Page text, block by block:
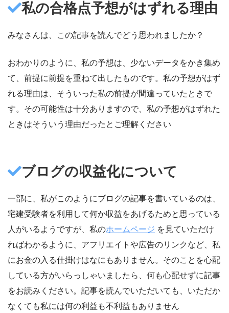
私の合格点予想がはずれる理由
みなさんは、この記事を読んでどう思われましたか？
おわかりのように、私の予想は、少ないデータをかき集め
て、前提に前提を重ねて出したものです。私の予想がはず
れる理由は、そういった私の前提が間違っていたときで
す。その可能性は十分ありますので、私の予想がはずれた
ときはそういう理由だったとご理解ください
ブログの収益化について
一部に、私がこのようにブログの記事を書いているのは、
宅建受験者を利用して何か収益をあげるためと思っている
人がいるようですが、私のホームページ を見ていただけ
ればわかるように、アフリエイトや広告のリンクなど、私
にお金の入る仕掛けはなにもありません。そのことを心配
している方がいらっしゃいましたら、何も心配せずに記事
をお読みください。記事を読んでいただいても、いただか
なくても私には何の利益も不利益もありません